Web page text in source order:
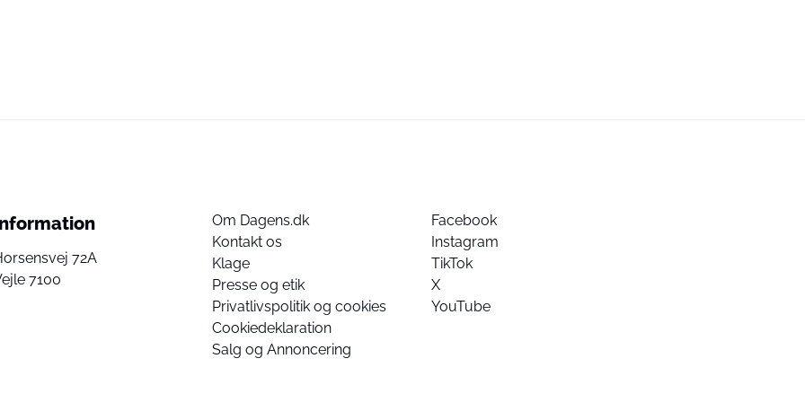
72A
7100
Om Dagens.dk
Kontakt os
Klage
Presse og etik
Privatlivspolitik og cookies
Cookiedeklaration
Salg og Annoncering
Facebook
Instagram
TikTok
X
YouTube